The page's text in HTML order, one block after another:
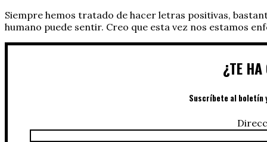
Siempre hemos tratado de hacer letras positivas,
humano puede sentir. Creo que esta vez nos estamos
¿TE
Suscríbete al boletín